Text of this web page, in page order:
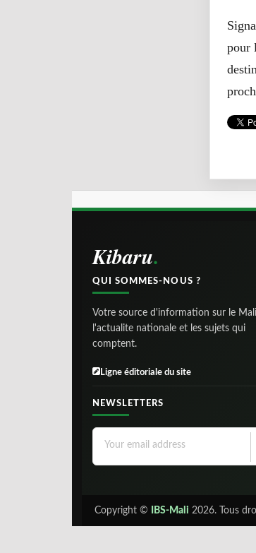
pour
Kibaru
QUI SOMMES-NOUS ?
Votre source d'information sur le
l'actualite nationale et les sujets qui
comptent.
Ligne éditoriale du site
NEWSLETTERS
Copyright © IBS-Mali 2026. Tous